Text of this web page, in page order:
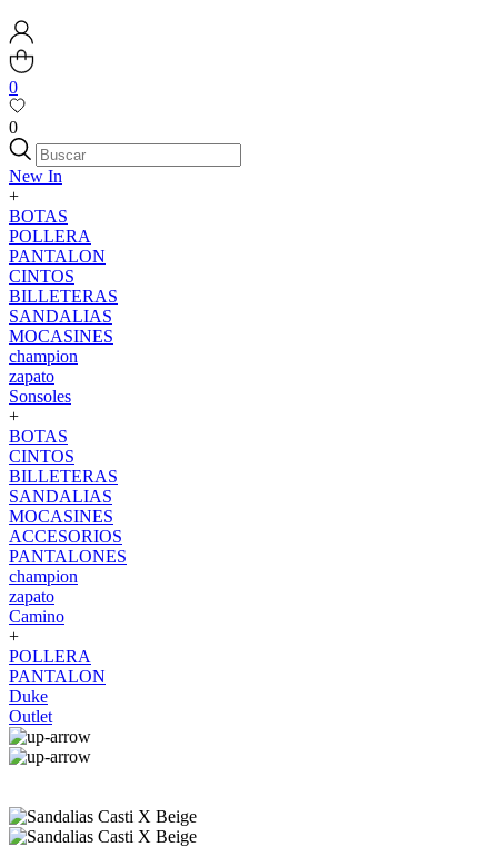
0
0
New In
+
BOTAS
POLLERA
PANTALON
CINTOS
BILLETERAS
SANDALIAS
MOCASINES
champion
zapato
Sonsoles
+
BOTAS
CINTOS
BILLETERAS
SANDALIAS
MOCASINES
ACCESORIOS
PANTALONES
champion
zapato
Camino
+
POLLERA
PANTALON
Duke
Outlet